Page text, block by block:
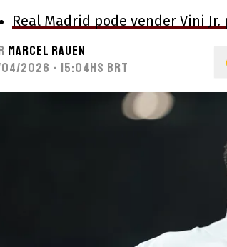
Real Madrid pode vender Vini
Marcel Rauen
2026 - 15:04hs BRT